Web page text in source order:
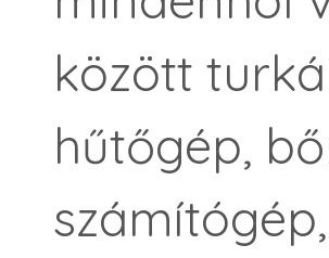
között
hűtőgép,